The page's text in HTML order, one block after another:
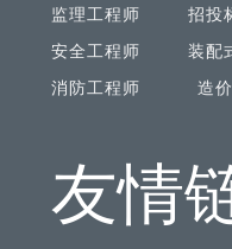
监理工程师
安全工程师
消防工程师
招投
装配
造
友情